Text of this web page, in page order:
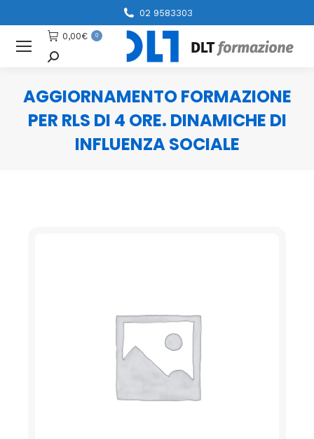
02 9583303
0,00€ 0
Cerca
AGGIORNAMENTO FORMAZIONE
PER RLS DI 4 ORE. DINAMICHE DI
INFLUENZA SOCIALE